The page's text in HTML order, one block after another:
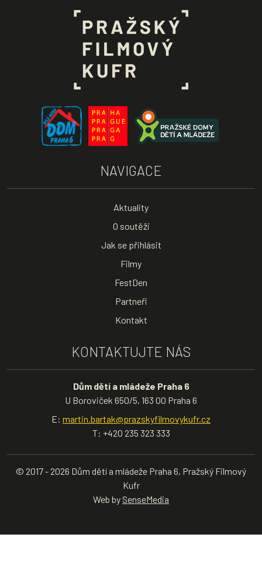
NAVIGACE
Aktuality
O soutěži
Jak se přihlásit
Filmy
FestDen
Partneři
Kontakt
KONTAKTUJTE NÁS
Dům dětí a mládeže Praha 6
U Boroviček 650/5, 163 00 Praha 6
E: martin.bartak@prazskyfilmovykufr.cz
T: +420 235 323 333
© 2017 - 2026 Dům dětí a mládeže Praha 6, Pražský Filmový
Kufr
Web by SenseMedia